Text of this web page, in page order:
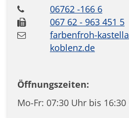
06762 -166 6
067 62 - 963 451 5
farbenfroh-
koblenz.de
Öffnungszeiten:
Mo-Fr: 07:30 Uhr bis 16:30